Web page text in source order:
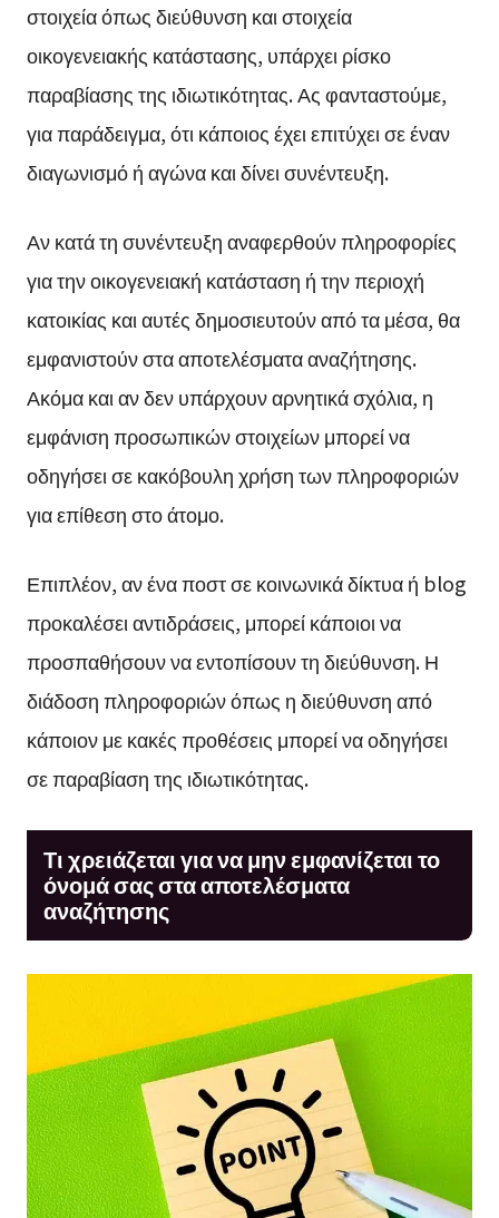
στοιχεία όπως διεύθυνση και στοιχεία
οικογενειακής κατάστασης, υπάρχει ρίσκο
παραβίασης της ιδιωτικότητας. Ας φανταστούμε,
για παράδειγμα, ότι κάποιος έχει επιτύχει σε έναν
διαγωνισμό ή αγώνα και δίνει συνέντευξη.
Αν κατά τη συνέντευξη αναφερθούν πληροφορίες
για την οικογενειακή κατάσταση ή την περιοχή
κατοικίας και αυτές δημοσιευτούν από τα μέσα, θα
εμφανιστούν στα αποτελέσματα αναζήτησης.
Ακόμα και αν δεν υπάρχουν αρνητικά σχόλια, η
εμφάνιση προσωπικών στοιχείων μπορεί να
οδηγήσει σε κακόβουλη χρήση των πληροφοριών
για επίθεση στο άτομο.
Επιπλέον, αν ένα ποστ σε κοινωνικά δίκτυα ή blog
προκαλέσει αντιδράσεις, μπορεί κάποιοι να
προσπαθήσουν να εντοπίσουν τη διεύθυνση. Η
διάδοση πληροφοριών όπως η διεύθυνση από
κάποιον με κακές προθέσεις μπορεί να οδηγήσει
σε παραβίαση της ιδιωτικότητας.
Τι χρειάζεται για να μην εμφανίζεται το
όνομά σας στα αποτελέσματα
αναζήτησης